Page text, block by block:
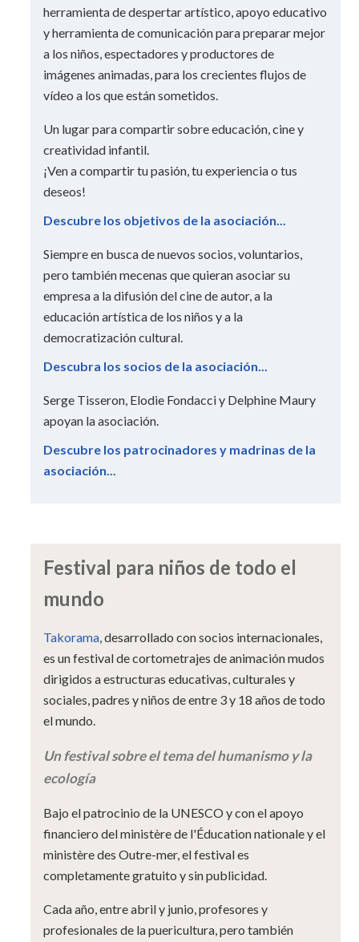
herramienta de despertar artístico, apoyo educativo
y herramienta de comunicación para preparar mejor
a los niños, espectadores y productores de
imágenes animadas, para los crecientes flujos de
vídeo a los que están sometidos.
Un lugar para compartir sobre educación, cine y
creatividad infantil.
¡Ven a compartir tu pasión, tu experiencia o tus
deseos!
Descubre los objetivos de la asociación...
Siempre en busca de nuevos socios, voluntarios,
pero también mecenas que quieran asociar su
empresa a la difusión del cine de autor, a la
educación artística de los niños y a la
democratización cultural.
Descubra los socios de la asociación...
Serge Tisseron, Elodie Fondacci y Delphine Maury
apoyan la asociación.
Descubre los patrocinadores y madrinas de la
asociación...
Festival para niños de todo el
mundo
Takorama, desarrollado con socios internacionales,
es un festival de cortometrajes de animación mudos
dirigidos a estructuras educativas, culturales y
sociales, padres y niños de entre 3 y 18 años de todo
el mundo.
Un festival sobre el tema del humanismo y la
ecología
Bajo el patrocinio de la UNESCO y con el apoyo
financiero del ministère de l'Éducation nationale y el
ministère des Outre-mer, el festival es
completamente gratuito y sin publicidad.
Cada año, entre abril y junio, profesores y
profesionales de la puericultura, pero también